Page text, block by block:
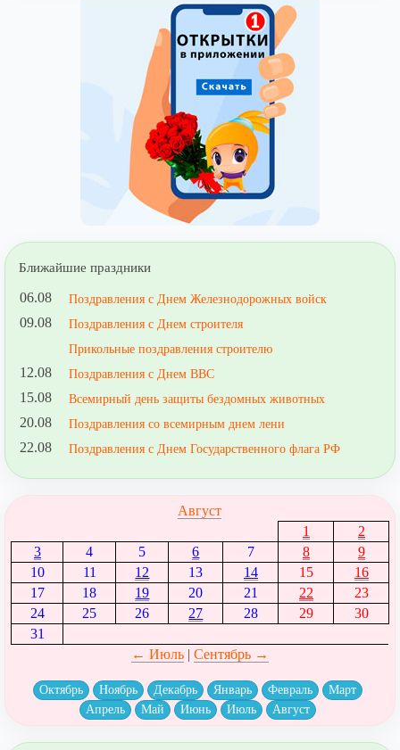
Ближайшие праздники
06.08 Поздравления с Днем Железнодорожных войск
09.08
Поздравления с Днем строителя
Прикольные поздравления строителю
12.08 Поздравления с Днем ВВС
15.08 Всемирный день защиты бездомных животных
20.08 Поздравления со всемирным днем лени
22.08 Поздравления с Днем Государственного флага РФ
Август
1
2
3
4 5 6 7 8
9
10
11 12 13 14 15
16
17
18 19 20 21 22
23
24
25 26 27 28 29
30
31
← Июль| Сентябрь →
Октябрь Ноябрь Декабрь Январь Февраль
Март
Апрель
Май Июнь Июль Август